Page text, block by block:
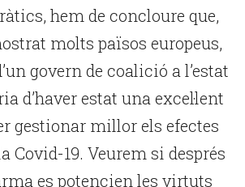
hem de concloure que,
molts països europeus,
govern de coalició a l’estat
d’haver estat una excel·lent
gestionar millor els efectes
Covid-19. Veurem si després
es potencien les virtuts